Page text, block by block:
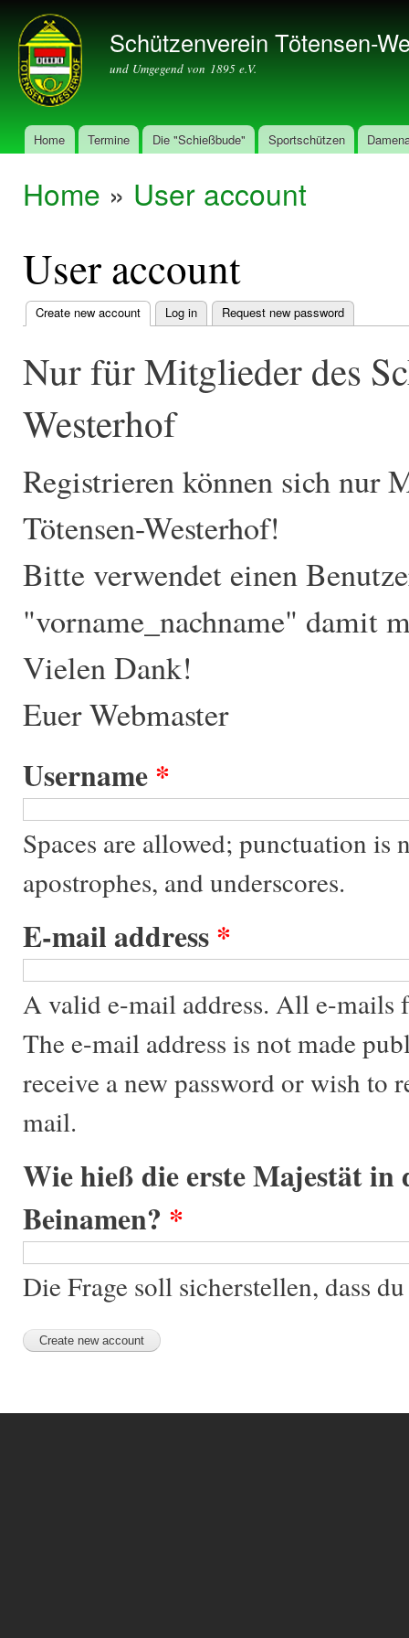
Schützenverein Tötensen-
und Umgegend von 1895 e.V.
Main menu
Home Termine Die "Schießbude" Sportschützen
You are here
Home » User account
User account
Primary
tabs
Create new account(active tab)
Log in Request new password
Nur für Mitglieder des
Westerhof
Registrieren können sich nur
Tötensen-Westerhof!
Bitte verwendet einen
"vorname_nachname" damit
Vielen Dank!
Euer Webmaster
Username*
Spaces are allowed; punctuation
apostrophes, and underscores.
E-mail address*
A valid e-mail address. All e-mails
The e-mail address is not made
receive a new password or wish to
mail.
Wie hieß die erste Majestät in
Beinamen? *
Die Frage soll sicherstellen, dass